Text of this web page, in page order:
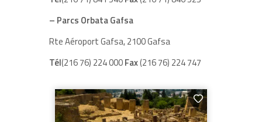
– Parcs Orbata Gafsa
Rte Aéroport Gafsa, 2100 Gafsa
Tél(216 76) 224 000Fax(216 76) 224 747